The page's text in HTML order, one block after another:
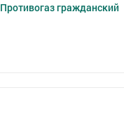
Противогаз гражданский